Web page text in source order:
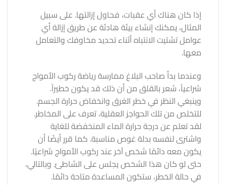
إذا كان هناك أي عقبات، فحاول إزالتها. على سبيل
المثال، يمكنك إنشاء بيئة هادئة عن طريق إزالة أي
عوامل تشتيت الانتباه أثناء تحديد مخاوفك والتعامل
معها.
وعندما بدأ صاحب البلاغ ممارسة رياضة ركوب الأمواج
شراعياً، شعر بالقلق من أن ذلك قد يكون خطيراً.
وينبغي النظر في خطر الغرق وانخفاض حرارة الجسم.
للتخلص من تلك الحواجز العقلية، تعرف على المخاطر.
لقد تعلم عن درجة حرارة الماء المنخفضة للغاية
واشترى لنفسه بدلة غوص مناسبة. كما قرر أيضًا أن
يكون معه دائمًا شخص آخر عند ركوب الأمواج شراعيًا.
حتى لو كان هذا الشخص يجلس على الشاطئ. وبالتالي،
في حالة الخطر، ستكون المساعدة متاحة دائمًا.